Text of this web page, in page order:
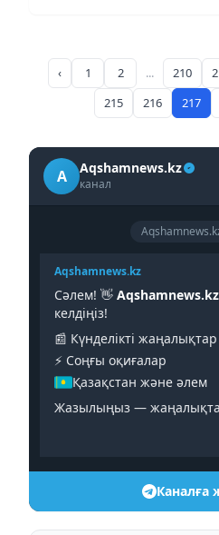
‹ 1 2 ... 210
215
216 217
A Aqshamnews.kz
канал
Aqshamnews.kz
Сәлем! 👋 Aqshamnews.kz
келдіңіз!
📰 Күнделікті жаңалықтар
⚡️ Соңғы оқиғалар
Қазақстан және әлем
Жазылыңыз —
Каналға